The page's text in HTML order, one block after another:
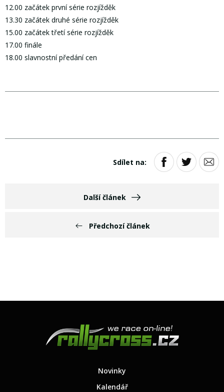
12.00 začátek první série rozjížděk
13.30 začátek druhé série rozjížděk
15.00 začátek třetí série rozjížděk
17.00 finále
18.00 slavnostní předání cen
Předchozí článek
Sdílet na:
Další článek
Novinky
Kalendář